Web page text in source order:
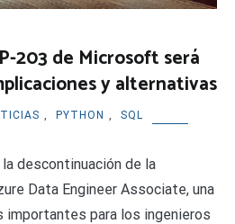
203 de Microsoft será
y alternativas
, PYTHON ,
SQL
descontinuación de la
Data Engineer Associate, una
importantes para los ingenieros